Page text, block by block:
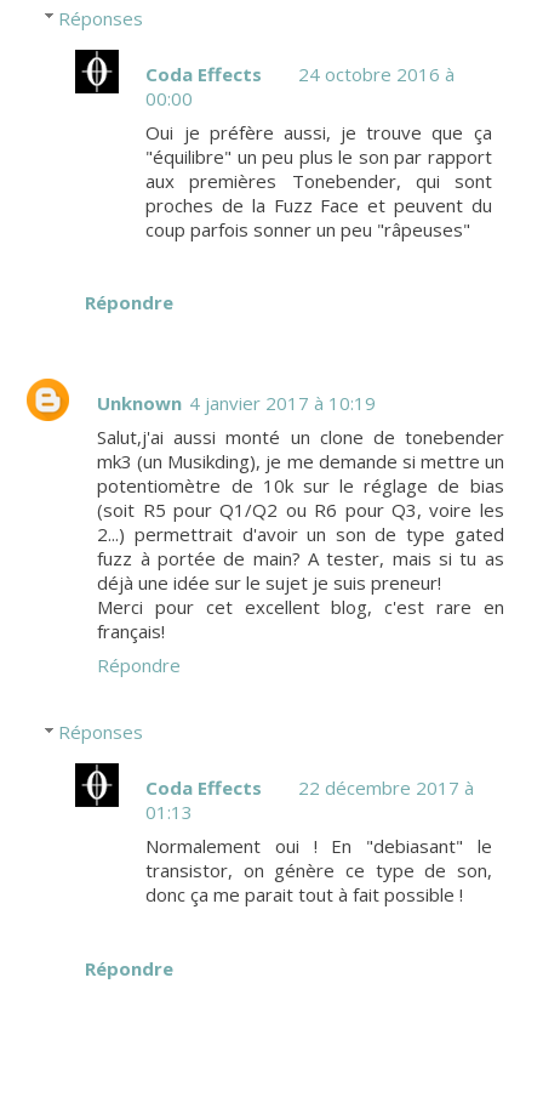
Réponses
Coda Effects
24 octobre 2016 à
00:00
Oui je préfère aussi, je trouve que ça
"équilibre" un peu plus le son par rapport
aux premières Tonebender, qui sont
proches de la Fuzz Face et peuvent du
coup parfois sonner un peu "râpeuses"
Répondre
Unknown 4 janvier 2017 à 10:19
Salut,j'ai aussi monté un clone de tonebender
mk3 (un Musikding), je me demande si mettre un
potentiomètre de 10k sur le réglage de bias
(soit R5 pour Q1/Q2 ou R6 pour Q3, voire les
2...) permettrait d'avoir un son de type gated
fuzz à portée de main? A tester, mais si tu as
déjà une idée sur le sujet je suis preneur!
Merci pour cet excellent blog, c'est rare en
français!
Répondre
Réponses
Coda Effects
22 décembre 2017 à
01:13
Normalement oui ! En "debiasant" le
transistor, on génère ce type de son,
donc ça me parait tout à fait possible !
Répondre